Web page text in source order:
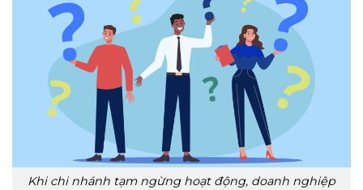
Khi chi nhánh tạm ngừng hoạt động, doanh nghiệp